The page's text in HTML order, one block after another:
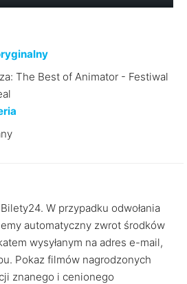
The Best of Animator - Festiwal
W przypadku odwołania
automatyczny zwrot środków
wysyłanym na adres e-mail,
Pokaz filmów nagrodzonych
znanego i cenionego